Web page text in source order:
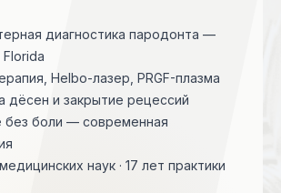
диагностика пародонта —
Helbo-лазер, PRGF-плазма
дёсен и закрытие рецессий
без боли — современная
наук · 17 лет практики